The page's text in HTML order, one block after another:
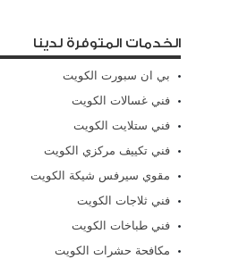
الخدمات المتوفرة لدينا
بي ان سبورت الكويت
فني غسالات الكويت
فني ستلايت الكويت
فني تكييف مركزي الكويت
مقوي سيرفس شيكة الكويت
فني ثلاجات الكويت
فني طباخات الكويت
مكافحة حشرات الكويت